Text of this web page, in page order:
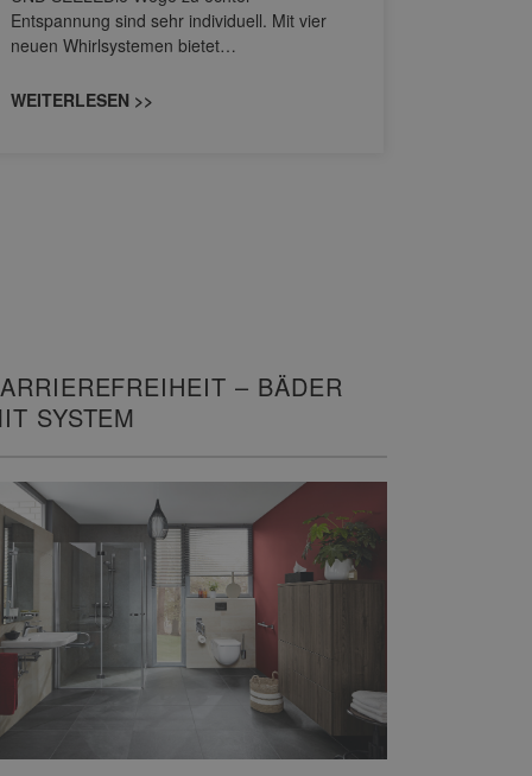
Entspannung sind sehr individuell. Mit vier
neuen Whirlsystemen bietet…
WEITERLESEN >>
– BÄDER
SYSTEM